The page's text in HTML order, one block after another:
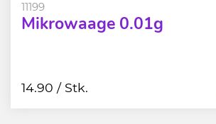
11199
Mikrowaage 0.01g
14.90 / Stk.